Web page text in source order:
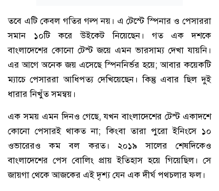
তবে এটি কেবল গতির গল্প নয়। এ টেস্টে স্পিনার ও পেসাররা
সমান ১০টি করে উইকেট নিয়েছেন। গত এক দশকে
বাংলাদেশের কোনো টেস্ট জয়ে এমন ভারসাম্য দেখা যায়নি।
এর আগে অনেক জয় এসেছে স্পিননির্ভর হয়ে; আবার কয়েকটি
ম্যাচে পেসাররা আধিপত্য দেখিয়েছেন। কিন্তু এবার ছিল দুই
ধারার নিখুঁত সমন্বয়।
এক সময় এমন দিনও গেছে, যখন বাংলাদেশের টেস্ট একাদশে
কোনো পেসারই থাকত না; কিংবা তারা পুরো ইনিংসে ১০
ওভারেরও কম বল করত। ২০১৯ সালের শেষদিকেও
বাংলাদেশের পেস বোলিং প্রায় ইতিহাস হয়ে গিয়েছিল। সে
জায়গা থেকে আজকের এই দৃশ্য যেন এক দীর্ঘ পথচলার ফল।